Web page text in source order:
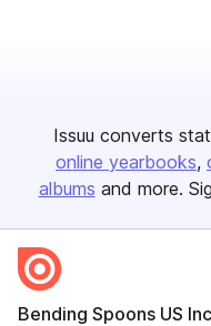
Issuu converts
online yearbooks
albums and more.
Bending Spoons US